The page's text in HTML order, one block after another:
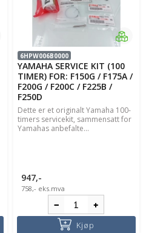
6HPW006B0000
YAMAHA SERVICE KIT (100
TIMER) FOR: F150G / F175A /
F200G / F200C / F225B /
F250D
Dette er et originalt Yamaha 100-
timers servicekit, sammensatt for
Yamahas anbefalte...
947,-
758,- eks.mva
Kjøp